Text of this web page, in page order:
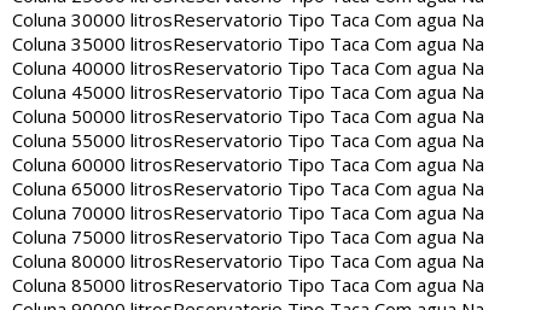
Coluna 30000 litrosReservatorio Tipo Taca Com agua Na
Coluna 35000 litrosReservatorio Tipo Taca Com agua Na
Coluna 40000 litrosReservatorio Tipo Taca Com agua Na
Coluna 45000 litrosReservatorio Tipo Taca Com agua Na
Coluna 50000 litrosReservatorio Tipo Taca Com agua Na
Coluna 55000 litrosReservatorio Tipo Taca Com agua Na
Coluna 60000 litrosReservatorio Tipo Taca Com agua Na
Coluna 65000 litrosReservatorio Tipo Taca Com agua Na
Coluna 70000 litrosReservatorio Tipo Taca Com agua Na
Coluna 75000 litrosReservatorio Tipo Taca Com agua Na
Coluna 80000 litrosReservatorio Tipo Taca Com agua Na
Coluna 85000 litrosReservatorio Tipo Taca Com agua Na